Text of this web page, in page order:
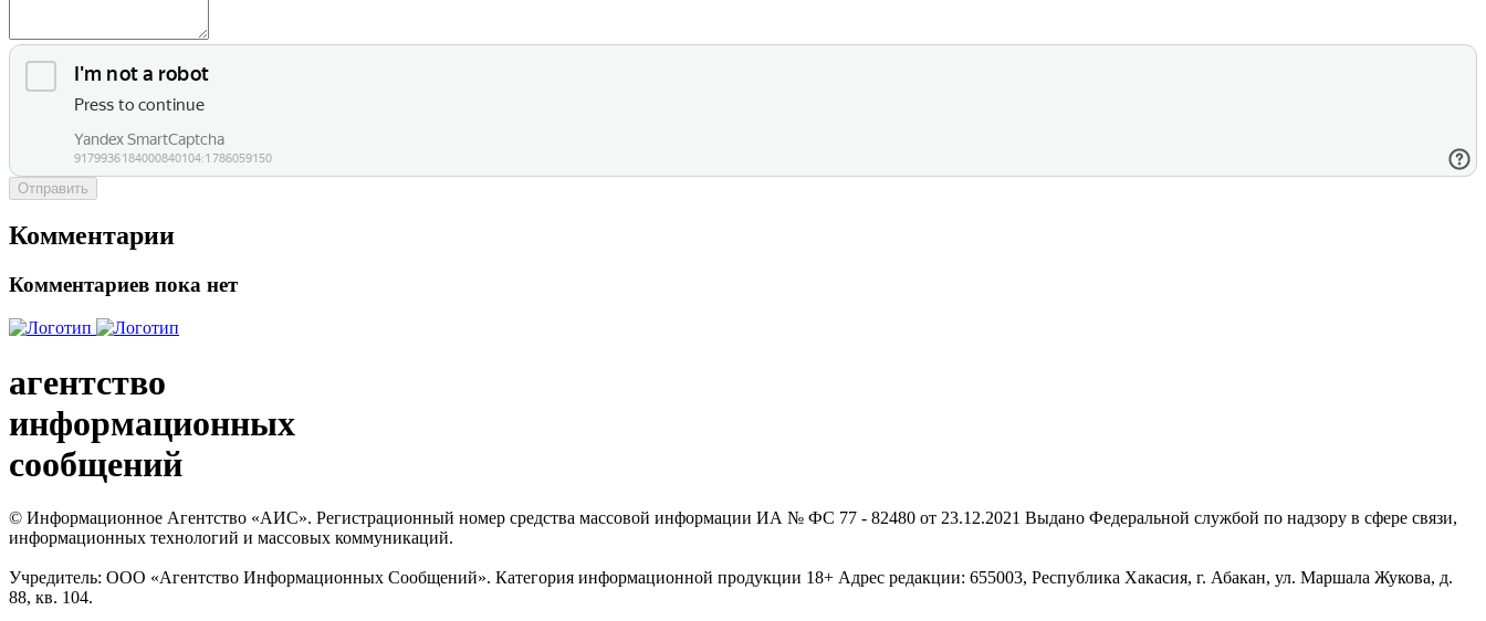
Отправить
Комментарии
Комментариев пока нет
агентство
информационных
сообщений
© Информационное Агентство «АИС». Регистрационный номер средства массовой информации ИА № ФС 77 - 82480 от 23.12.2021 Выдано Федеральной службой по надзору в сфере связи,
информационных технологий и массовых коммуникаций.
Учредитель: ООО «Агентство Информационных Сообщений». Категория информационной продукции 18+ Адрес редакции: 655003, Республика Хакасия, г. Абакан, ул. Маршала Жукова, д.
88, кв. 104.